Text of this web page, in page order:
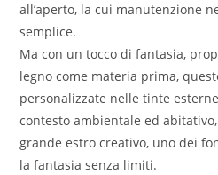
all’aperto, la cui manutenzione
semplice.
Ma con un tocco di fantasia,
legno come materia prima,
personalizzate nelle tinte
contesto ambientale ed
grande estro creativo, uno dei
la fantasia senza limiti.